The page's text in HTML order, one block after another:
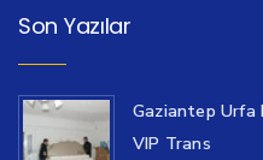
Son Yazılar
Gaziantep Urfa
VIP Trans